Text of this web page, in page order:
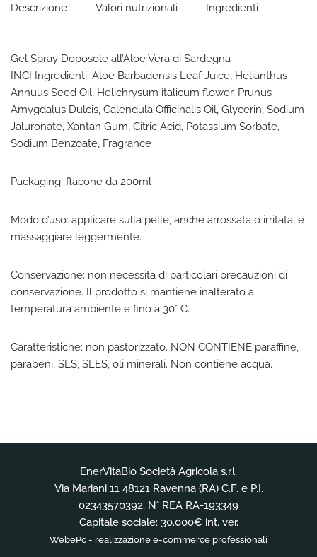
Descrizione Valori nutrizionali Ingredienti
Gel Spray Doposole all’Aloe Vera di Sardegna
INCI Ingredienti: Aloe Barbadensis Leaf Juice, Helianthus
Annuus Seed Oil, Helichrysum italicum flower, Prunus
Amygdalus Dulcis, Calendula Officinalis Oil, Glycerin, Sodium
Jaluronate, Xantan Gum, Citric Acid, Potassium Sorbate,
Sodium Benzoate, Fragrance
Packaging: flacone da 200ml
Modo d’uso: applicare sulla pelle, anche arrossata o irritata, e
massaggiare leggermente.
Conservazione: non necessita di particolari precauzioni di
conservazione. Il prodotto si mantiene inalterato a
temperatura ambiente e fino a 30° C.
Caratteristiche: non pastorizzato. NON CONTIENE paraffine,
parabeni, SLS, SLES, oli minerali. Non contiene acqua.
EnerVitaBio Società Agricola s.r.l.
Via Mariani 11 48121 Ravenna (RA) C.F. e P.I.
02343570392, N° REA RA-193349
Capitale sociale: 30.000€ int. ver.
WebePc - realizzazione e-commerce professionali